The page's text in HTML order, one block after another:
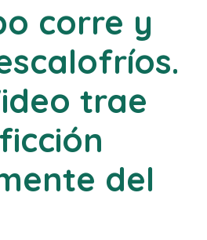
corre y
trae
del